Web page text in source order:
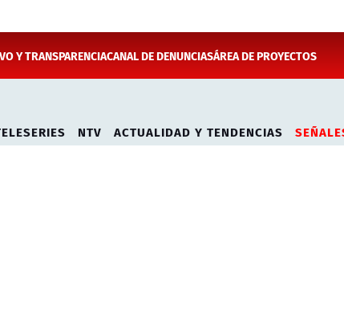
Y TRANSPARENCIACANAL DE DENUNCIASÁREA DE PROYECTOS
NTV ACTUALIDAD Y TENDENCIAS